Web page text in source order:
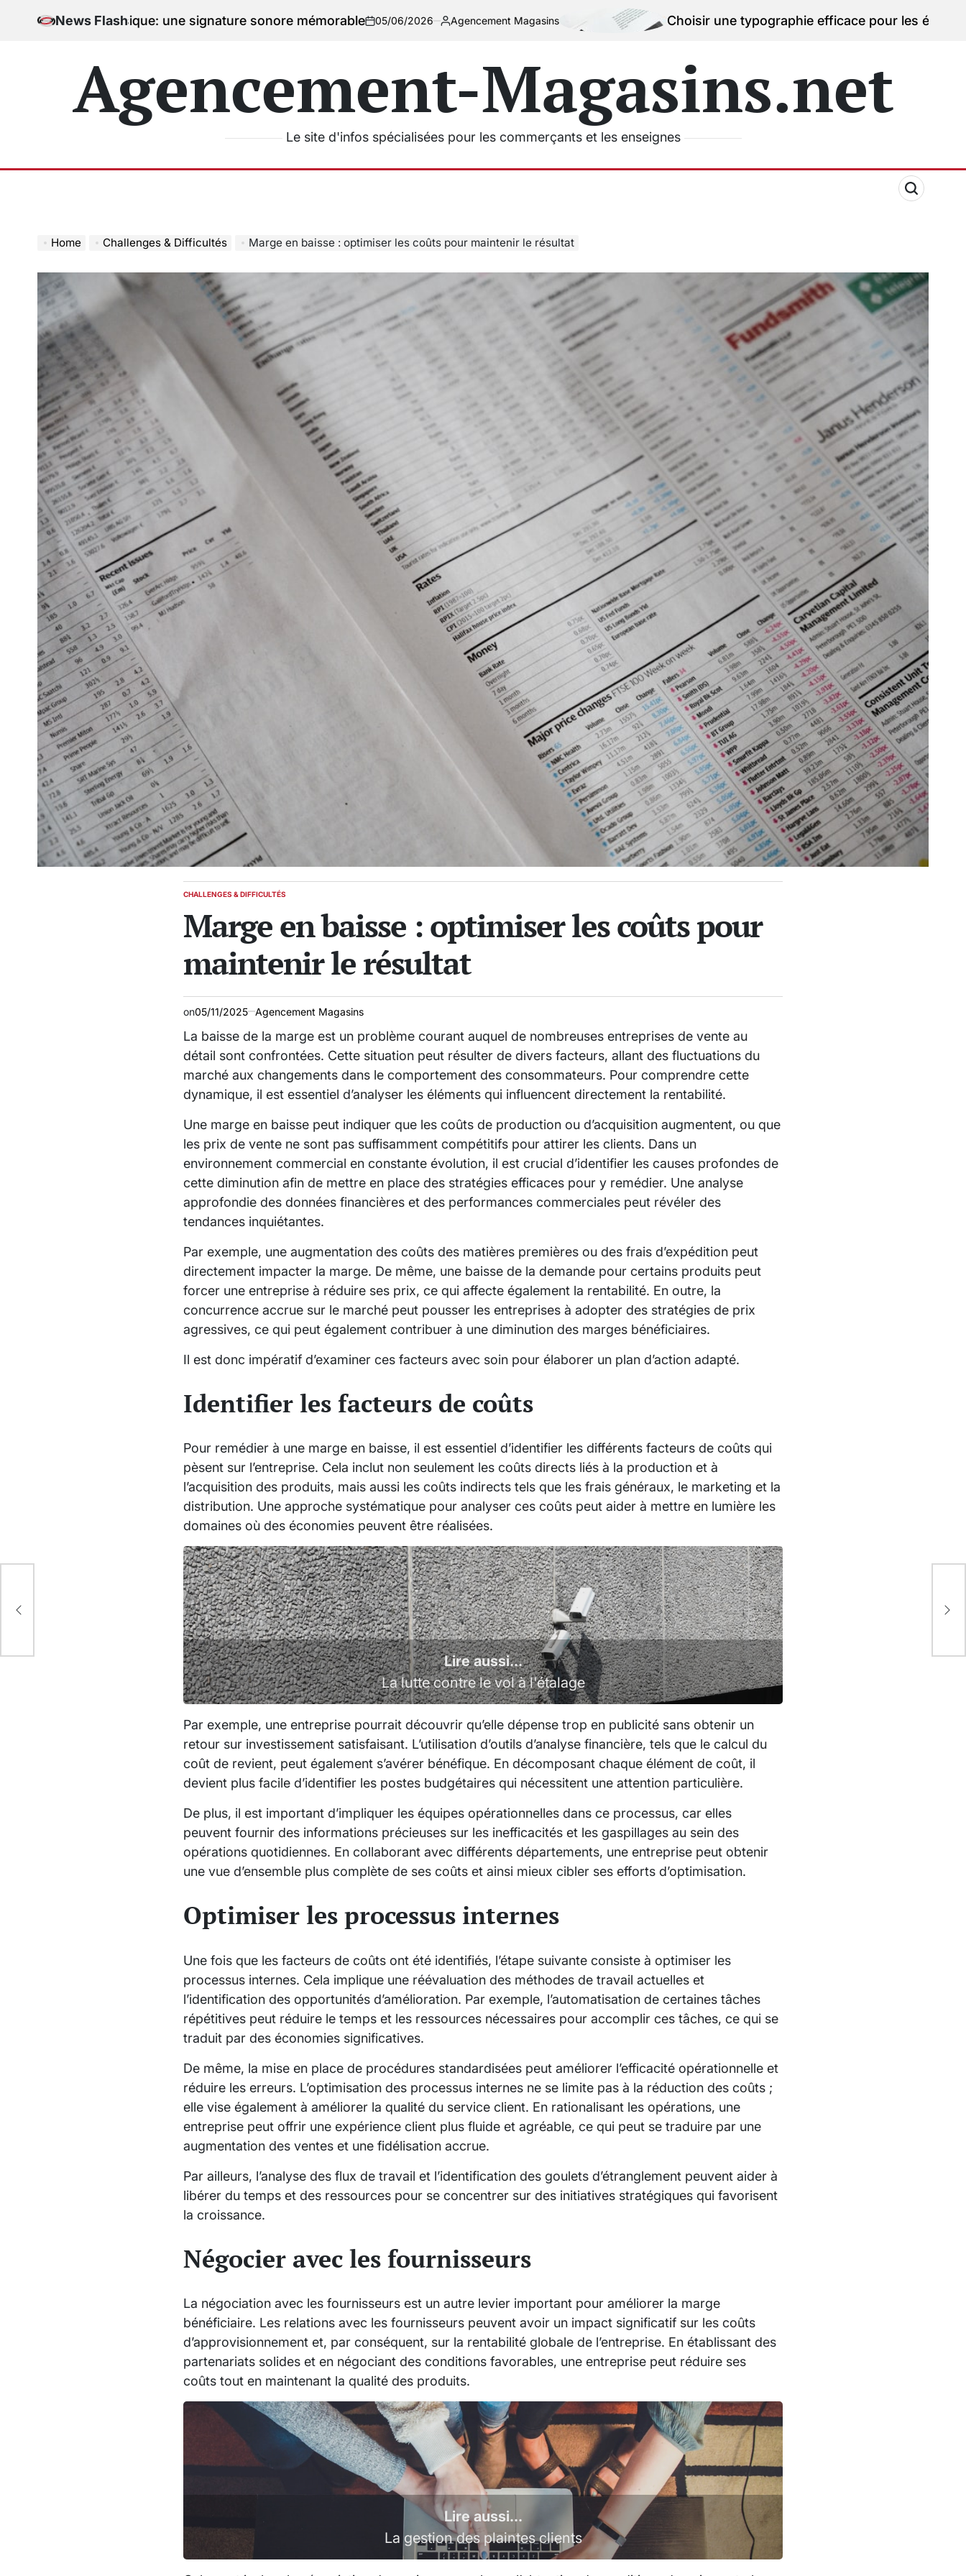
News Flash
la musique: une signature sonore mémorableon
05/06/2026
Posted
Agencement Magasins Choisir une typographie efficace pour les étiquettes de prix
Agencement-Magasins.net
Le site d'infos spécialisées pour les commerçants et les enseignes
Home Challenges & Difficultés Marge en baisse : optimiser les coûts pour maintenir le résultat
POSTED
CHALLENGES & DIFFICULTÉS
Marge en baisse : optimiser les coûts pour
maintenir le résultat
on05/11/2025 Agencement Magasins
La baisse de la marge est un problème courant auquel de nombreuses entreprises de vente au
détail sont confrontées. Cette situation peut résulter de divers facteurs, allant des fluctuations du
marché aux changements dans le comportement des consommateurs. Pour comprendre cette
dynamique, il est essentiel d’analyser les éléments qui influencent directement la rentabilité.
Une marge en baisse peut indiquer que les coûts de production ou d’acquisition augmentent, ou que
les prix de vente ne sont pas suffisamment compétitifs pour attirer les clients. Dans un
environnement commercial en constante évolution, il est crucial d’identifier les causes profondes de
cette diminution afin de mettre en place des stratégies efficaces pour y remédier. Une analyse
approfondie des données financières et des performances commerciales peut révéler des
tendances inquiétantes.
Par exemple, une augmentation des coûts des matières premières ou des frais d’expédition peut
directement impacter la marge. De même, une baisse de la demande pour certains produits peut
forcer une entreprise à réduire ses prix, ce qui affecte également la rentabilité. En outre, la
concurrence accrue sur le marché peut pousser les entreprises à adopter des stratégies de prix
agressives, ce qui peut également contribuer à une diminution des marges bénéficiaires.
Il est donc impératif d’examiner ces facteurs avec soin pour élaborer un plan d’action adapté.
Identifier les facteurs de coûts
Pour remédier à une marge en baisse, il est essentiel d’identifier les différents facteurs de coûts qui
pèsent sur l’entreprise. Cela inclut non seulement les coûts directs liés à la production et à
l’acquisition des produits, mais aussi les coûts indirects tels que les frais généraux, le marketing et la
distribution. Une approche systématique pour analyser ces coûts peut aider à mettre en lumière les
domaines où des économies peuvent être réalisées.
Lire aussi...
La lutte contre le vol à l'étalage
Par exemple, une entreprise pourrait découvrir qu’elle dépense trop en publicité sans obtenir un
retour sur investissement satisfaisant. L’utilisation d’outils d’analyse financière, tels que le calcul du
coût de revient, peut également s’avérer bénéfique. En décomposant chaque élément de coût, il
devient plus facile d’identifier les postes budgétaires qui nécessitent une attention particulière.
De plus, il est important d’impliquer les équipes opérationnelles dans ce processus, car elles
peuvent fournir des informations précieuses sur les inefficacités et les gaspillages au sein des
opérations quotidiennes. En collaborant avec différents départements, une entreprise peut obtenir
une vue d’ensemble plus complète de ses coûts et ainsi mieux cibler ses efforts d’optimisation.
Optimiser les processus internes
Une fois que les facteurs de coûts ont été identifiés, l’étape suivante consiste à optimiser les
processus internes. Cela implique une réévaluation des méthodes de travail actuelles et
l’identification des opportunités d’amélioration. Par exemple, l’automatisation de certaines tâches
répétitives peut réduire le temps et les ressources nécessaires pour accomplir ces tâches, ce qui se
traduit par des économies significatives.
De même, la mise en place de procédures standardisées peut améliorer l’efficacité opérationnelle et
réduire les erreurs. L’optimisation des processus internes ne se limite pas à la réduction des coûts ;
elle vise également à améliorer la qualité du service client. En rationalisant les opérations, une
entreprise peut offrir une expérience client plus fluide et agréable, ce qui peut se traduire par une
augmentation des ventes et une fidélisation accrue.
Par ailleurs, l’analyse des flux de travail et l’identification des goulets d’étranglement peuvent aider à
libérer du temps et des ressources pour se concentrer sur des initiatives stratégiques qui favorisent
la croissance.
Négocier avec les fournisseurs
La négociation avec les fournisseurs est un autre levier important pour améliorer la marge
bénéficiaire. Les relations avec les fournisseurs peuvent avoir un impact significatif sur les coûts
d’approvisionnement et, par conséquent, sur la rentabilité globale de l’entreprise. En établissant des
partenariats solides et en négociant des conditions favorables, une entreprise peut réduire ses
coûts tout en maintenant la qualité des produits.
Lire aussi...
La gestion des plaintes clients